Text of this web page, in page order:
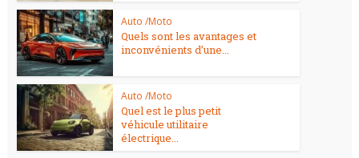
Auto /Moto
Quels sont les avantages et
inconvénients d’une...
Auto /Moto
Quel est le plus petit
véhicule utilitaire
électrique...